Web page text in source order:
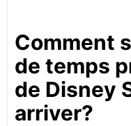
Comment
de temps
de Disney
arriver?